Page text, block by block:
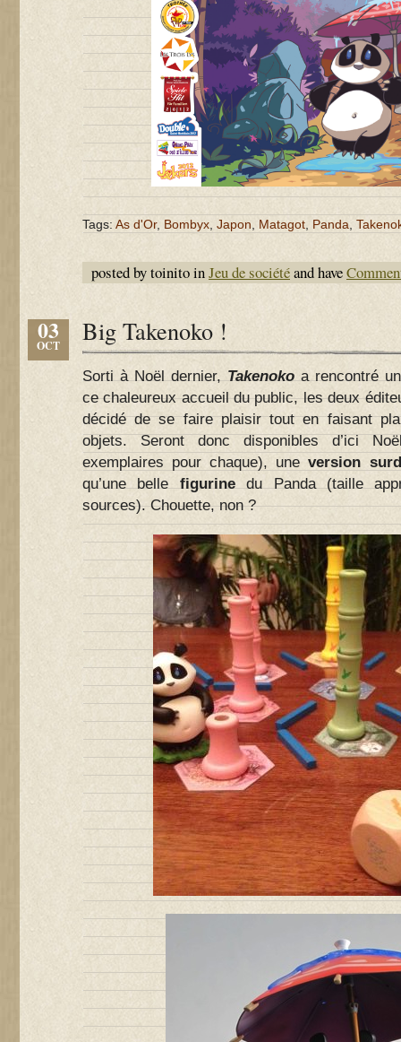
Tags: As d'Or, Bombyx Japon Matagot Panda
posted by toinito inJeu de sociétéand have
03
OCT Big Takenoko !
Sorti à Noël dernier,Takenokoa rencontré
ce chaleureux accueil du public, les deux
décidé de se faire plaisir tout en faisant
objets. Seront donc disponibles d’ici
exemplaires pour chaque), uneversion
qu’une bellefigurinedu Panda (taille
sources). Chouette, non ?